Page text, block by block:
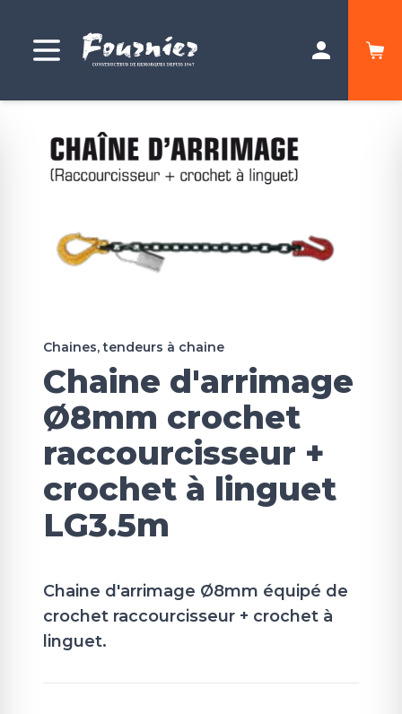
Chaines, tendeurs à chaine
Chaine d'arrimage
Ø8mm crochet
raccourcisseur +
crochet à linguet
LG3.5m
Chaine d'arrimage Ø8mm équipé de
crochet raccourcisseur + crochet à
linguet.